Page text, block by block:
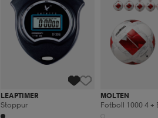
LEAPTIMER
Stoppur
MOLTEN
Fotboll 1000 4 +